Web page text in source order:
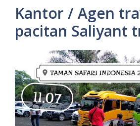
Kantor / Agen
pacitan Saliyant